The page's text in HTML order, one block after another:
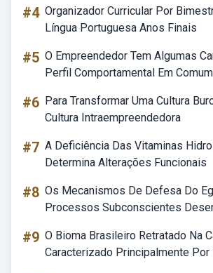
#4 Organizador Curricular Por
Língua Portuguesa Anos Finais
#5 O Empreendedor Tem Algumas
Perfil Comportamental Em Comum
#6 Para Transformar Uma Cultura
Cultura Intraempreendedora
#7 A Deficiência Das Vitaminas
Determina Alterações Funcionais
#8 Os Mecanismos De Defesa Do
Processos Subconscientes
#9 O Bioma Brasileiro Retratado Na
Caracterizado Principalmente Por